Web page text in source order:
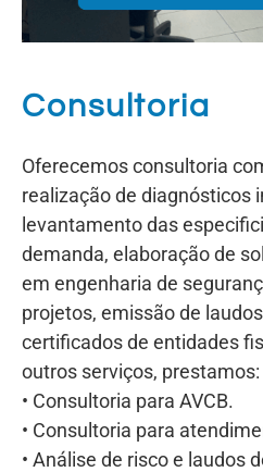
Consultoria
Oferecemos consultoria
realização de diagnósticos
levantamento das
demanda, elaboração de
em engenharia de
projetos, emissão de
certificados de entidades
outros serviços, prestamos:
• Consultoria para AVCB.
• Consultoria para
• Análise de risco e laudos